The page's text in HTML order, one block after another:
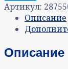
Артикул:
Описание
Описание